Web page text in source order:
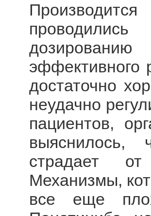
эффективного
достаточно
неудачно
пациентов,
выяснилось,
страдает
Механизмы,
все еще